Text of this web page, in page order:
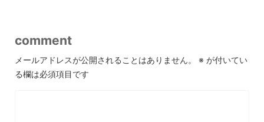
comment
メールアドレスが公開されることはありません。 ※ が付いてい
る欄は必須項目です